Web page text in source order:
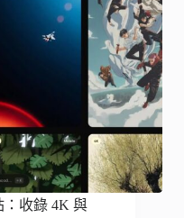
：收錄 4K 與